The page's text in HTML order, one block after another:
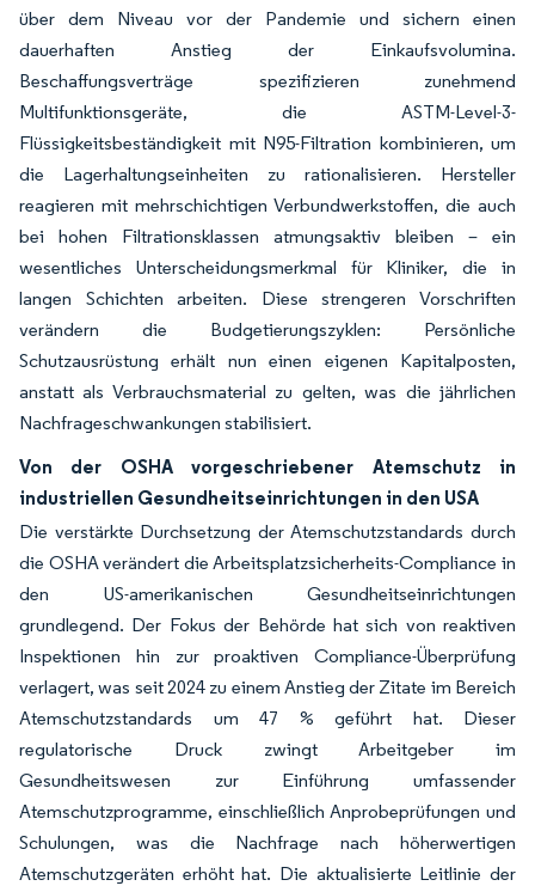
über dem Niveau vor der Pandemie und sichern einen
dauerhaften Anstieg der Einkaufsvolumina.
Beschaffungsverträge spezifizieren zunehmend
Multifunktionsgeräte, die ASTM-Level-3-
Flüssigkeitsbeständigkeit mit N95-Filtration kombinieren, um
die Lagerhaltungseinheiten zu rationalisieren. Hersteller
reagieren mit mehrschichtigen Verbundwerkstoffen, die auch
bei hohen Filtrationsklassen atmungsaktiv bleiben – ein
wesentliches Unterscheidungsmerkmal für Kliniker, die in
langen Schichten arbeiten. Diese strengeren Vorschriften
verändern die Budgetierungszyklen: Persönliche
Schutzausrüstung erhält nun einen eigenen Kapitalposten,
anstatt als Verbrauchsmaterial zu gelten, was die jährlichen
Nachfrageschwankungen stabilisiert.
Von der OSHA vorgeschriebener Atemschutz in
industriellen Gesundheitseinrichtungen in den USA
Die verstärkte Durchsetzung der Atemschutzstandards durch
die OSHA verändert die Arbeitsplatzsicherheits-Compliance in
den US-amerikanischen Gesundheitseinrichtungen
grundlegend. Der Fokus der Behörde hat sich von reaktiven
Inspektionen hin zur proaktiven Compliance-Überprüfung
verlagert, was seit 2024 zu einem Anstieg der Zitate im Bereich
Atemschutzstandards um 47 % geführt hat. Dieser
regulatorische Druck zwingt Arbeitgeber im
Gesundheitswesen zur Einführung umfassender
Atemschutzprogramme, einschließlich Anprobeprüfungen und
Schulungen, was die Nachfrage nach höherwertigen
Atemschutzgeräten erhöht hat. Die aktualisierte Leitlinie der